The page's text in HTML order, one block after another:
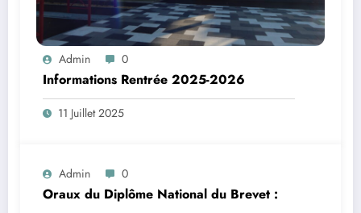
Admin 0
Informations Rentrée 2025-2026
11 Juillet 2025
Admin 0
Oraux du Diplôme National du Brevet :